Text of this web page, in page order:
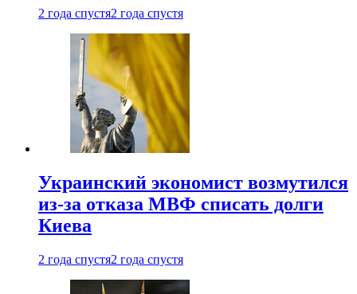
2 года спустя2 года спустя
Украинский экономист возмутился
из-за отказа МВФ списать долги
Киева
2 года спустя2 года спустя